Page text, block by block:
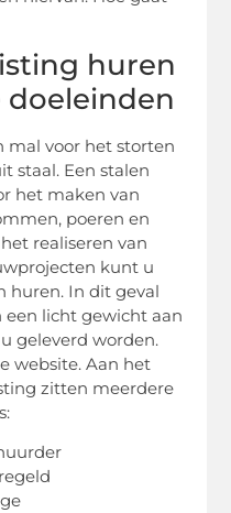
huren
mal voor het storten
staal. Een stalen
het maken van
poeren en
realiseren van
kunt u
huren. In dit geval
licht gewicht aan
geleverd worden.
website. Aan het
zitten meerdere